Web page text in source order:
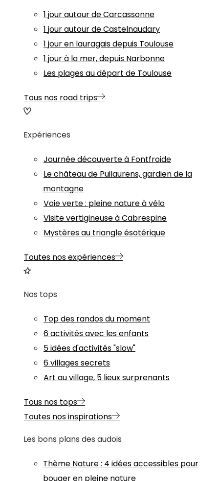
1 jour autour de Carcassonne
1 jour autour de Castelnaudary
1 jour en lauragais depuis Toulouse
1 jour à la mer, depuis Narbonne
Les plages au départ de Toulouse
Tous nos road trips
Expériences
Journée découverte à Fontfroide
Le château de Puilaurens, gardien de la
montagne
Voie verte : pleine nature à vélo
Visite vertigineuse à Cabrespine
Mystères au triangle ésotérique
Toutes nos expériences
Nos tops
Top des randos du moment
6 activités avec les enfants
5 idées d'activités "slow"
6 villages secrets
Art au village, 5 lieux surprenants
Tous nos tops
Toutes nos inspirations
Les bons plans des audois
Thème Nature: 4 idées accessibles pour
bouger en pleine nature